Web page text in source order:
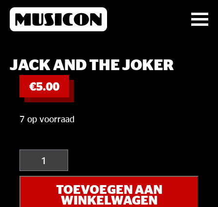
JACK AND THE JOKER
€5.00
7 op voorraad
Jack
the
TOEVOEGEN AAN
WINKELWAGEN